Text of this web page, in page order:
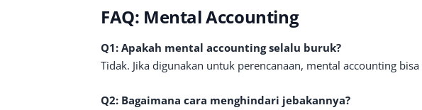
FAQ: Mental Accounting
Q1: Apakah mental accounting selalu buruk?
Tidak. Jika digunakan untuk perencanaan, mental accounting
Q2: Bagaimana cara menghindari jebakannya?